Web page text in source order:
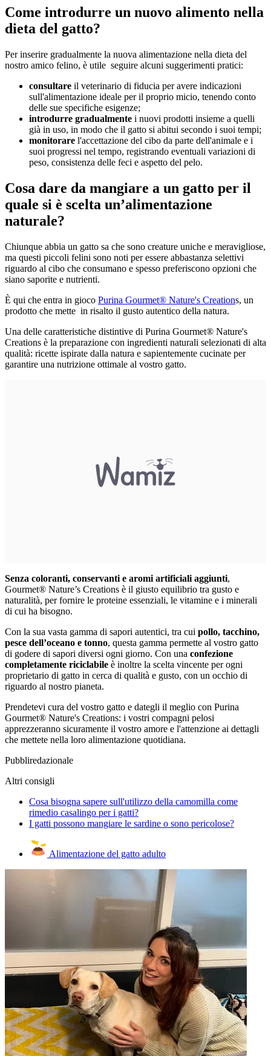
Come introdurre un nuovo alimento nella
dieta del gatto?
Per inserire gradualmente la nuova alimentazione nella dieta del
nostro amico felino, è utile seguire alcuni suggerimenti pratici:
consultare il veterinario di fiducia per avere indicazioni
sull'alimentazione ideale per il proprio micio, tenendo conto
delle sue specifiche esigenze;
introdurre gradualmente i nuovi prodotti insieme a quelli
già in uso, in modo che il gatto si abitui secondo i suoi tempi;
monitorare l'accettazione del cibo da parte dell'animale e i
suoi progressi nel tempo, registrando eventuali variazioni di
peso, consistenza delle feci e aspetto del pelo.
Cosa dare da mangiare a un gatto per il
quale si è scelta un’alimentazione
naturale?
Chiunque abbia un gatto sa che sono creature uniche e meravigliose,
ma questi piccoli felini sono noti per essere abbastanza selettivi
riguardo al cibo che consumano e spesso preferiscono opzioni che
siano saporite e nutrienti.
È qui che entra in gioco Purina Gourmet® Nature's Creations, un
prodotto che mette in risalto il gusto autentico della natura.
Una delle caratteristiche distintive di Purina Gourmet® Nature's
Creations è la preparazione con ingredienti naturali selezionati di alta
qualità: ricette ispirate dalla natura e sapientemente cucinate per
garantire una nutrizione ottimale al vostro gatto.
Senza coloranti, conservanti e aromi artificiali aggiunti,
Gourmet® Nature’s Creations è il giusto equilibrio tra gusto e
naturalità, per fornire le proteine essenziali, le vitamine e i minerali
di cui ha bisogno.
Con la sua vasta gamma di sapori autentici, tra cui pollo, tacchino,
pesce dell’oceano e tonno, questa gamma permette al vostro gatto
di godere di sapori diversi ogni giorno. Con una confezione
completamente riciclabile è inoltre la scelta vincente per ogni
proprietario di gatto in cerca di qualità e gusto, con un occhio di
riguardo al nostro pianeta.
Prendetevi cura del vostro gatto e dategli il meglio con Purina
Gourmet® Nature's Creations: i vostri compagni pelosi
apprezzeranno sicuramente il vostro amore e l'attenzione ai dettagli
che mettete nella loro alimentazione quotidiana.
Pubbliredazionale
Altri consigli
Cosa bisogna sapere sull'utilizzo della camomilla come
rimedio casalingo per i gatti?
I gatti possono mangiare le sardine o sono pericolose?
Alimentazione del gatto adulto